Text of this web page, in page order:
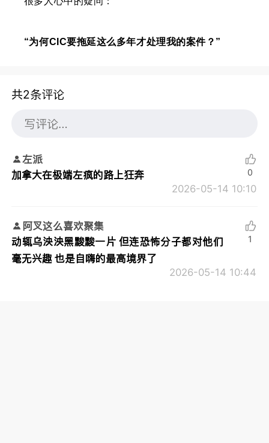
“为何CIC要拖延这么多年才处理我的案件？”
共2条评论
左派
加拿大在极端左疯的路上狂奔
2026-05-14 10:10
0
阿叉这么喜欢聚集
动辄乌泱泱黑黢黢一片 但连恐怖分子都对他们
毫无兴趣 也是自嗨的最高境界了
2026-05-14 10:44
1